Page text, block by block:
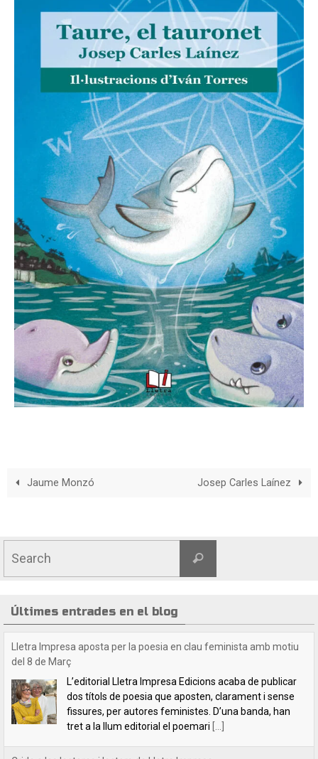
Jaume Monzó Josep Carles Laínez
Últimes entrades en el blog
Crida a les lectores i lectors de Lletra Impresa
Estimades lectores / estimats lectors,Volem felicitar-
vos les festes nadalenques i desitjar-vos un any 2025
ple de lectures i de coneixences. Esperem que l’any
vinent ens proveirà de coses positives. Estem [...]
Indilletres, una cita indefugible